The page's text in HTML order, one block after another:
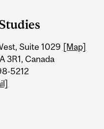
Suite 1029 [Map]
3R1, Canada
5212